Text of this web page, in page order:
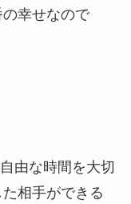
幸せなので
由な時間を大切
相手ができる